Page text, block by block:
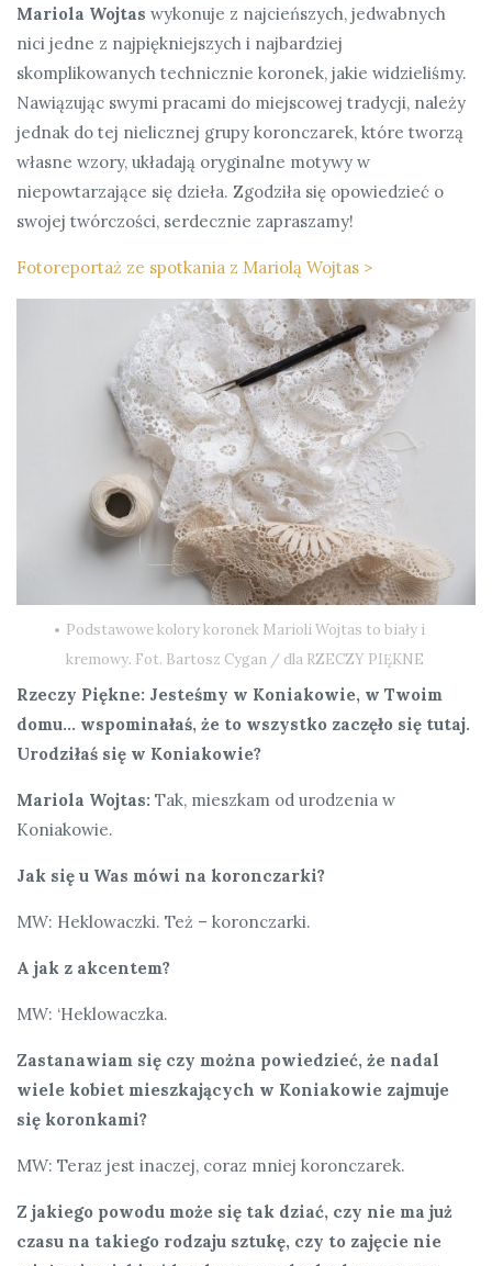
Mariola Wojtas wykonuje z najcieńszych, jedwabnych
nici jedne z najpiękniejszych i najbardziej
skomplikowanych technicznie koronek, jakie widzieliśmy.
Nawiązując swymi pracami do miejscowej tradycji, należy
jednak do tej nielicznej grupy koronczarek, które tworzą
własne wzory, układają oryginalne motywy w
niepowtarzające się dzieła. Zgodziła się opowiedzieć o
swojej twórczości, serdecznie zapraszamy!
Fotoreportaż ze spotkania z Mariolą Wojtas >
Podstawowe kolory koronek Marioli Wojtas to biały i
kremowy. Fot. Bartosz Cygan / dla RZECZY PIĘKNE
Rzeczy Piękne: Jesteśmy w Koniakowie, w Twoim
domu… wspominałaś, że to wszystko zaczęło się tutaj.
Urodziłaś się w Koniakowie?
Mariola Wojtas: Tak, mieszkam od urodzenia w
Koniakowie.
Jak się u Was mówi na koronczarki?
MW: Heklowaczki. Też – koronczarki.
A jak z akcentem?
MW: ‘Heklowaczka.
Zastanawiam się czy można powiedzieć, że nadal
wiele kobiet mieszkających w Koniakowie zajmuje
się koronkami?
MW: Teraz jest inaczej, coraz mniej koronczarek.
Z jakiego powodu może się tak dziać, czy nie ma już
czasu na takiego rodzaju sztukę, czy to zajęcie nie